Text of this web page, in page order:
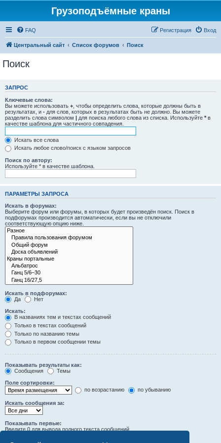
Грузоподъёмные краны
FAQ Вход
Регистрация
Центральный сайт Список форумов Поиск
Поиск
ЗАПРОС
Ключевые слова:
Вы можете использовать + , чтобы определить слова, которые должны быть в
результатах, и - для слов, которых в результатах быть не должно. Вы можете
разделить слова символом | для поиска любого слова из списка. Используйте * в
качестве шаблона для частичного совпадения.
Искать все слова
Искать любое слово/поиск с языком запросов
Поиск по автору:
Используйте * в качестве шаблона.
ПАРАМЕТРЫ ЗАПРОСА
Искать в форумах:
Выберите форум или форумы, в которых будет произведён поиск. Поиск в
подфорумах производится автоматически, если вы не отключили
соответствующую опцию ниже.
Искать в подфорумах:
Да
Нет
Искать:
В названиях тем и текстах сообщений
Только в текстах сообщений
Только по названию темы
Только в первом сообщении темы
Показывать результаты как:
Сообщения
Темы
Поле сортировки:
по возрастанию
по убыванию
Искать сообщения за:
Показывать первые:
Введите 0 для вывода полного текста сообщений.